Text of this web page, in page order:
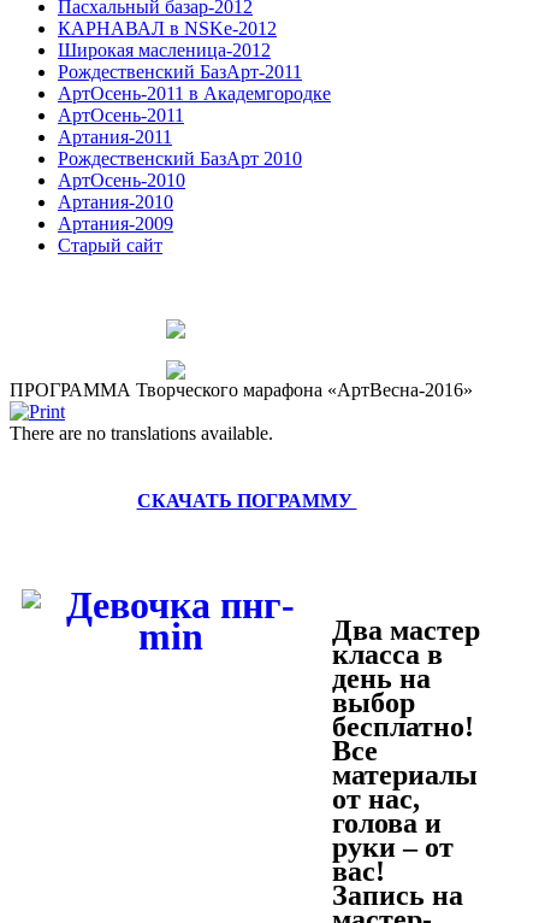
Пасхальный базар-2012
КАРНАВАЛ в NSKe-2012
Широкая масленица-2012
Рождественский БазАрт-2011
АртОсень-2011 в Академгородке
АртОсень-2011
Артания-2011
Рождественский БазАрт 2010
АртОсень-2010
Артания-2010
Артания-2009
Старый сайт
ПРОГРАММА Творческого марафона «АртВесна-2016»
There are no translations available.
СКАЧАТЬ ПОГРАММУ
Два мастер
класса в
день на
выбор
бесплатно!
Все
материалы
от нас,
голова и
руки – от
вас!
Запись на